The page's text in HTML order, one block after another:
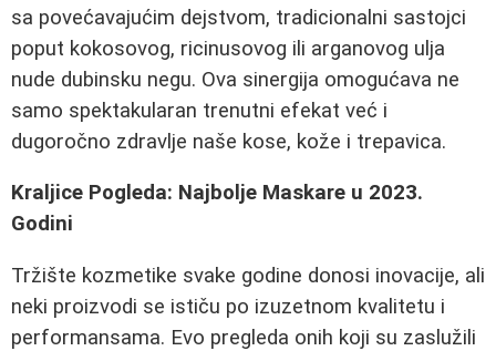
sa povećavajućim dejstvom, tradicionalni sastojci
poput kokosovog, ricinusovog ili arganovog ulja
nude dubinsku negu. Ova sinergija omogućava ne
samo spektakularan trenutni efekat već i
dugoročno zdravlje naše kose, kože i trepavica.
Kraljice Pogleda: Najbolje Maskare u 2023.
Godini
Tržište kozmetike svake godine donosi inovacije, ali
neki proizvodi se ističu po izuzetnom kvalitetu i
performansama. Evo pregleda onih koji su zaslužili